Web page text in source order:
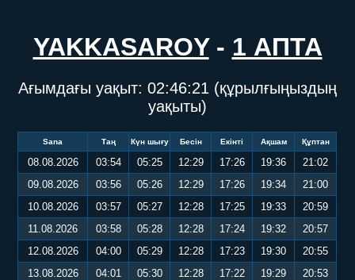
YAKKASAROY- 1 АПТА
Ағымдағы уақыт: 02:46:21 (құрылғыңыздың
уақыты)
Sana Таң Күн шығу Бесін Екінті Ақшам Құптан
08.08.2026 03:54 05:25 12:29 17:26 19:36
21:02
09.08.2026
03:56 05:26 12:29 17:26 19:34
21:00
10.08.2026
03:57 05:27 12:28 17:25 19:33
20:59
11.08.2026
03:58 05:28 12:28 17:24 19:32
20:57
12.08.2026
04:00 05:29 12:28 17:23 19:30
20:55
13.08.2026
04:01 05:30 12:28 17:22 19:29
20:53